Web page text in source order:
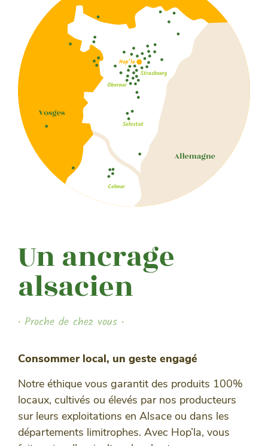
Un ancrage
alsacien
• Proche de chez vous •
Consommer local, un geste engagé
Notre éthique vous garantit des produits 100%
locaux, cultivés ou élevés par nos producteurs
sur leurs exploitations en Alsace ou dans les
départements limitrophes. Avec Hop’la, vous